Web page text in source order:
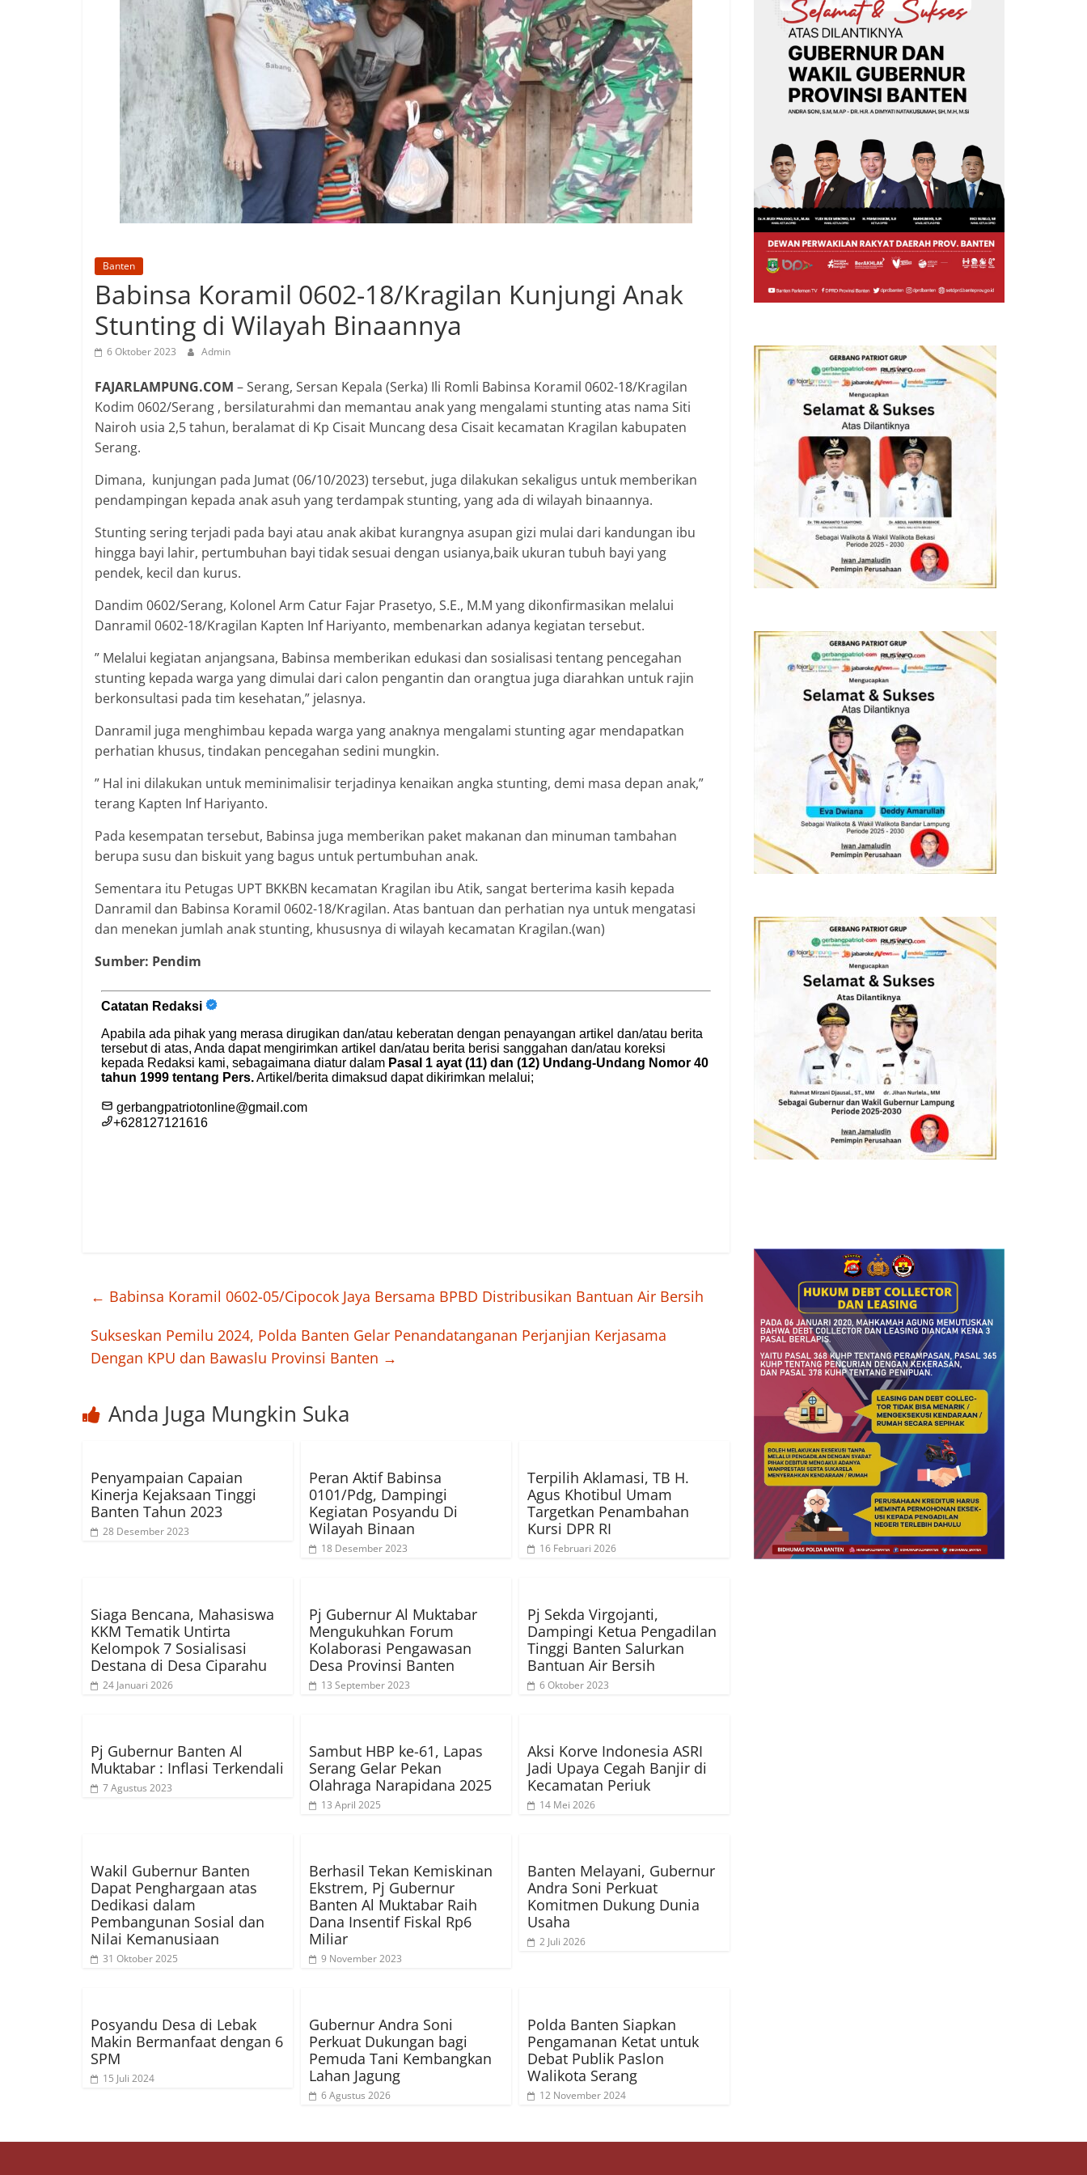
Banten
Babinsa Koramil 0602-18/Kragilan Kunjungi Anak
Stunting di Wilayah Binaannya
6 Oktober 2023 Admin
FAJARLAMPUNG.COM – Serang, Sersan Kepala (Serka) Ili Romli Babinsa Koramil 0602-18/Kragilan
Kodim 0602/Serang , bersilaturahmi dan memantau anak yang mengalami stunting atas nama Siti
Nairoh usia 2,5 tahun, beralamat di Kp Cisait Muncang desa Cisait kecamatan Kragilan kabupaten
Serang.
Dimana, kunjungan pada Jumat (06/10/2023) tersebut, juga dilakukan sekaligus untuk memberikan
pendampingan kepada anak asuh yang terdampak stunting, yang ada di wilayah binaannya.
Stunting sering terjadi pada bayi atau anak akibat kurangnya asupan gizi mulai dari kandungan ibu
hingga bayi lahir, pertumbuhan bayi tidak sesuai dengan usianya,baik ukuran tubuh bayi yang
pendek, kecil dan kurus.
Dandim 0602/Serang, Kolonel Arm Catur Fajar Prasetyo, S.E., M.M yang dikonfirmasikan melalui
Danramil 0602-18/Kragilan Kapten Inf Hariyanto, membenarkan adanya kegiatan tersebut.
” Melalui kegiatan anjangsana, Babinsa memberikan edukasi dan sosialisasi tentang pencegahan
stunting kepada warga yang dimulai dari calon pengantin dan orangtua juga diarahkan untuk rajin
berkonsultasi pada tim kesehatan,” jelasnya.
Danramil juga menghimbau kepada warga yang anaknya mengalami stunting agar mendapatkan
perhatian khusus, tindakan pencegahan sedini mungkin.
” Hal ini dilakukan untuk meminimalisir terjadinya kenaikan angka stunting, demi masa depan anak,”
terang Kapten Inf Hariyanto.
Pada kesempatan tersebut, Babinsa juga memberikan paket makanan dan minuman tambahan
berupa susu dan biskuit yang bagus untuk pertumbuhan anak.
Sementara itu Petugas UPT BKKBN kecamatan Kragilan ibu Atik, sangat berterima kasih kepada
Danramil dan Babinsa Koramil 0602-18/Kragilan. Atas bantuan dan perhatian nya untuk mengatasi
dan menekan jumlah anak stunting, khususnya di wilayah kecamatan Kragilan.(wan)
Sumber: Pendim
← Babinsa Koramil 0602-05/Cipocok Jaya Bersama BPBD Distribusikan Bantuan Air Bersih
Sukseskan Pemilu 2024, Polda Banten Gelar Penandatanganan Perjanjian Kerjasama
Dengan KPU dan Bawaslu Provinsi Banten →
Anda Juga Mungkin Suka
Penyampaian Capaian
Kinerja Kejaksaan Tinggi
Banten Tahun 2023
28 Desember 2023
Peran Aktif Babinsa
0101/Pdg, Dampingi
Kegiatan Posyandu Di
Wilayah Binaan
18 Desember 2023
Terpilih Aklamasi, TB H.
Agus Khotibul Umam
Targetkan Penambahan
Kursi DPR RI
16 Februari 2026
Siaga Bencana, Mahasiswa
KKM Tematik Untirta
Kelompok 7 Sosialisasi
Destana di Desa Ciparahu
24 Januari 2026
Pj Gubernur Al Muktabar
Mengukuhkan Forum
Kolaborasi Pengawasan
Desa Provinsi Banten
13 September 2023
Pj Sekda Virgojanti,
Dampingi Ketua Pengadilan
Tinggi Banten Salurkan
Bantuan Air Bersih
6 Oktober 2023
Pj Gubernur Banten Al
Muktabar : Inflasi Terkendali
7 Agustus 2023
Sambut HBP ke-61, Lapas
Serang Gelar Pekan
Olahraga Narapidana 2025
13 April 2025
Aksi Korve Indonesia ASRI
Jadi Upaya Cegah Banjir di
Kecamatan Periuk
14 Mei 2026
Wakil Gubernur Banten
Dapat Penghargaan atas
Dedikasi dalam
Pembangunan Sosial dan
Nilai Kemanusiaan
31 Oktober 2025
Berhasil Tekan Kemiskinan
Ekstrem, Pj Gubernur
Banten Al Muktabar Raih
Dana Insentif Fiskal Rp6
Miliar
9 November 2023
Banten Melayani, Gubernur
Andra Soni Perkuat
Komitmen Dukung Dunia
Usaha
2 Juli 2026
Posyandu Desa di Lebak
Makin Bermanfaat dengan 6
SPM
15 Juli 2024
Gubernur Andra Soni
Perkuat Dukungan bagi
Pemuda Tani Kembangkan
Lahan Jagung
6 Agustus 2026
Polda Banten Siapkan
Pengamanan Ketat untuk
Debat Publik Paslon
Walikota Serang
12 November 2024